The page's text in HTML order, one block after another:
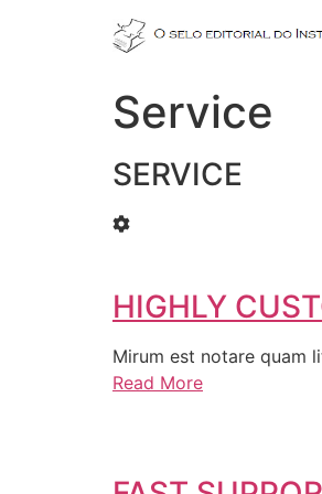
Service
SERVICE
HIGHLY
Mirum est notare quam
Read More